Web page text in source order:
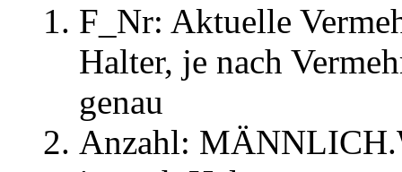
F_Nr: Aktuelle
Halter, je nach
genau
Anzahl: